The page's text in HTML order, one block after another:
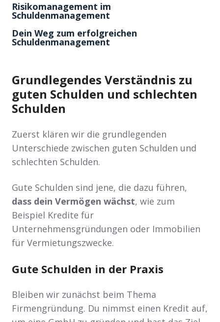
Risikomanagement im
Schuldenmanagement
Dein Weg zum erfolgreichen
Schuldenmanagement
Grundlegendes Verständnis zu
guten Schulden und schlechten
Schulden
Zuerst klären wir die grundlegenden
Unterschiede zwischen guten Schulden und
schlechten Schulden.
Gute Schulden sind jene, die dazu führen,
dass dein Vermögen wächst, wie zum
Beispiel Kredite für
Unternehmensgründungen oder Immobilien
für Vermietungszwecke.
Gute Schulden in der Praxis
Bleiben wir zunächst beim Thema
Firmengründung. Du nimmst einen Kredit auf,